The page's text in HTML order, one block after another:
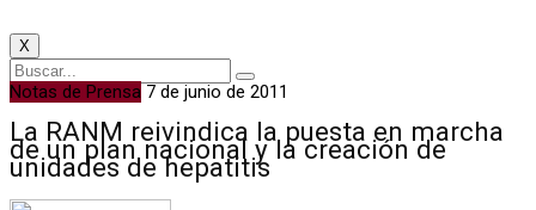
X
Notas de Prensa 7 de junio de 2011
La RANM reivindica la puesta en marcha
de un plan nacional y la creación de
unidades de hepatitis